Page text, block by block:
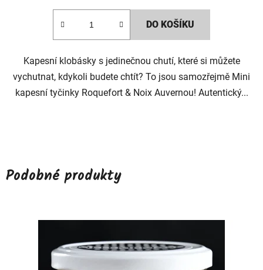
DO KOŠÍKU
Kapesní klobásky s jedinečnou chutí, které si můžete
vychutnat, kdykoli budete chtít? To jsou samozřejmě Mini
kapesní tyčinky Roquefort & Noix Auvernou! Autentický...
Podobné produkty